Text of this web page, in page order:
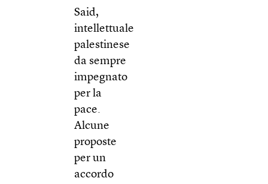
Said,
intellettuale
palestinese
da sempre
impegnato
per la
pace.
Alcune
proposte
per un
accordo